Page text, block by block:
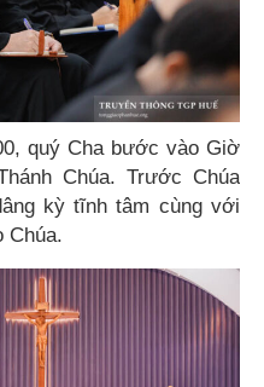
quý Cha bước vào Giờ
Chúa. Trước Chúa
kỳ tĩnh tâm cùng với
Chúa.